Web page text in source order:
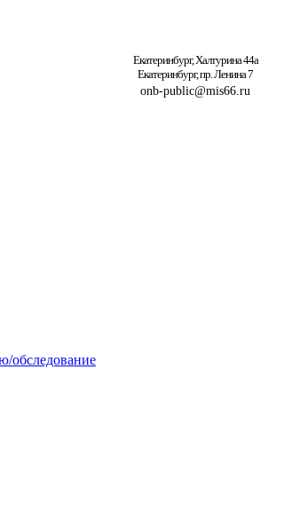
Екатеринбург, Халтурина 44а
Екатеринбург, пр. Ленина 7
onb-public@mis66.ru
обследование